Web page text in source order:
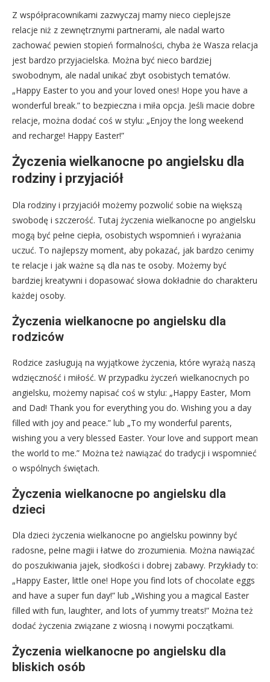
Z współpracownikami zazwyczaj mamy nieco cieplejsze
relacje niż z zewnętrznymi partnerami, ale nadal warto
zachować pewien stopień formalności, chyba że Wasza relacja
jest bardzo przyjacielska. Można być nieco bardziej
swobodnym, ale nadal unikać zbyt osobistych tematów.
„Happy Easter to you and your loved ones! Hope you have a
wonderful break.” to bezpieczna i miła opcja. Jeśli macie dobre
relacje, można dodać coś w stylu: „Enjoy the long weekend
and recharge! Happy Easter!”
Życzenia wielkanocne po angielsku dla
rodziny i przyjaciół
Dla rodziny i przyjaciół możemy pozwolić sobie na większą
swobodę i szczerość. Tutaj życzenia wielkanocne po angielsku
mogą być pełne ciepła, osobistych wspomnień i wyrażania
uczuć. To najlepszy moment, aby pokazać, jak bardzo cenimy
te relacje i jak ważne są dla nas te osoby. Możemy być
bardziej kreatywni i dopasować słowa dokładnie do charakteru
każdej osoby.
Życzenia wielkanocne po angielsku dla
rodziców
Rodzice zasługują na wyjątkowe życzenia, które wyrażą naszą
wdzięczność i miłość. W przypadku życzeń wielkanocnych po
angielsku, możemy napisać coś w stylu: „Happy Easter, Mom
and Dad! Thank you for everything you do. Wishing you a day
filled with joy and peace.” lub „To my wonderful parents,
wishing you a very blessed Easter. Your love and support mean
the world to me.” Można też nawiązać do tradycji i wspomnieć
o wspólnych świętach.
Życzenia wielkanocne po angielsku dla
dzieci
Dla dzieci życzenia wielkanocne po angielsku powinny być
radosne, pełne magii i łatwe do zrozumienia. Można nawiązać
do poszukiwania jajek, słodkości i dobrej zabawy. Przykłady to:
„Happy Easter, little one! Hope you find lots of chocolate eggs
and have a super fun day!” lub „Wishing you a magical Easter
filled with fun, laughter, and lots of yummy treats!” Można też
dodać życzenia związane z wiosną i nowymi początkami.
Życzenia wielkanocne po angielsku dla
bliskich osób